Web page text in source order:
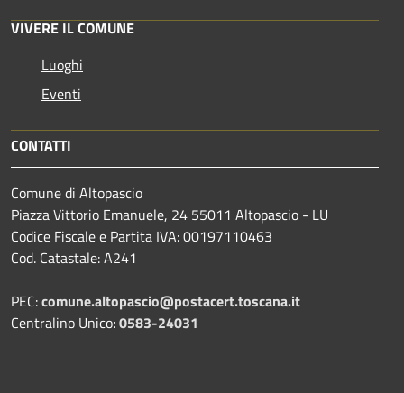
VIVERE IL COMUNE
Luoghi
Eventi
CONTATTI
Comune di Altopascio
Piazza Vittorio Emanuele, 24 55011 Altopascio - LU
Codice Fiscale e Partita IVA: 00197110463
Cod. Catastale: A241
PEC:comune.altopascio@postacert.toscana.it
Centralino Unico:0583-24031